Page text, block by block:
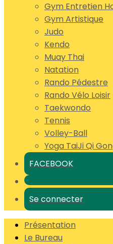
Gym Entretien
Gym Artistique
Judo
Kendo
Muay Thai
Natation
Rando Pédestre
Rando Vélo Loisir
Taekwondo
Tennis
Volley-Ball
Yoga TaiJi Qi
FACEBOOK
Se connecter
Présentation
Le Bureau